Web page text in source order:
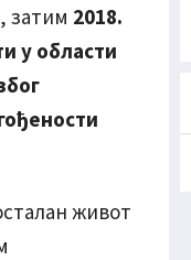
, затим 2018.
у области
живот